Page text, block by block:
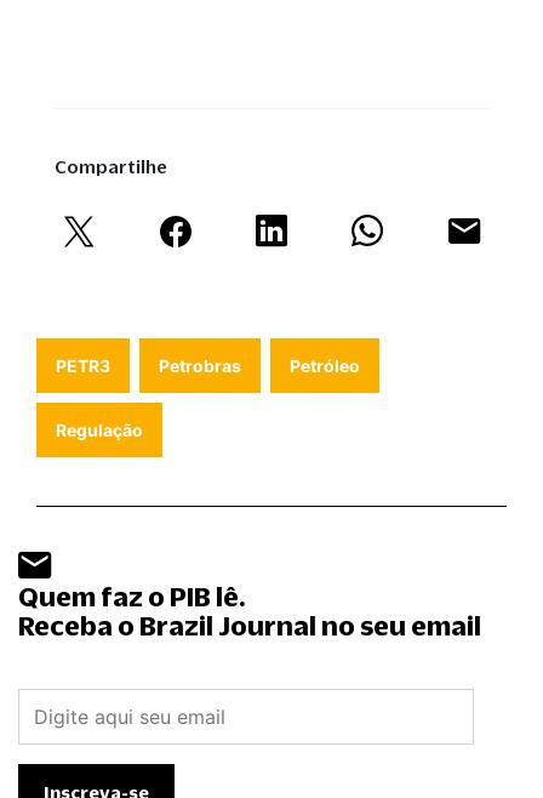
Compartilhe
PETR3 Petrobras Petróleo
Regulação
Quem faz o PIB lê.
Receba o Brazil Journal no seu email